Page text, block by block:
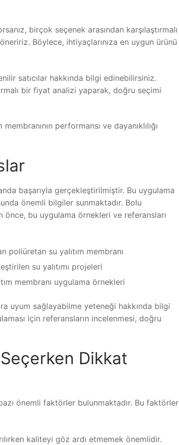
birçok seçenek arasından karşılaştırmalı
Böylece, ihtiyaçlarınıza en uygun ürünü
satıcılar hakkında bilgi edinebilirsiniz.
bir fiyat analizi yaparak, doğru seçimi
performansı ve dayanıklılığı
başarıyla gerçekleştirilmiştir. Bu uygulama
önemli bilgiler sunmaktadır. Bolu
önce, bu uygulama örnekleri ve referansları
poliüretan su yalıtım membranı
su yalıtımı projeleri
membranı uygulama örnekleri
uyum sağlayabilme yeteneği hakkında bilgi
için referansların incelenmesi, doğru
Seçerken Dikkat
önemli faktörler bulunmaktadır. Bu faktörler
kaliteyi göz ardı etmemek önemlidir.